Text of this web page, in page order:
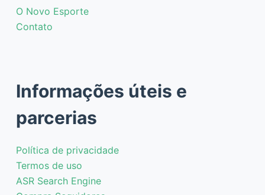
O Novo Esporte
Contato
Informações úteis e
parcerias
Política de privacidade
Termos de uso
ASR Search Engine